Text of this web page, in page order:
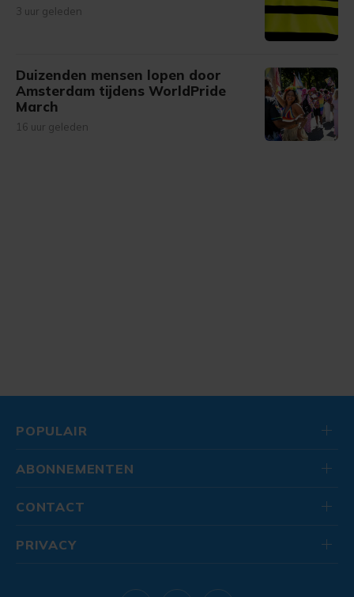
3 uur geleden
Duizenden mensen lopen door
Amsterdam tijdens WorldPride
March
16 uur geleden
POPULAIR
ABONNEMENTEN
CONTACT
PRIVACY